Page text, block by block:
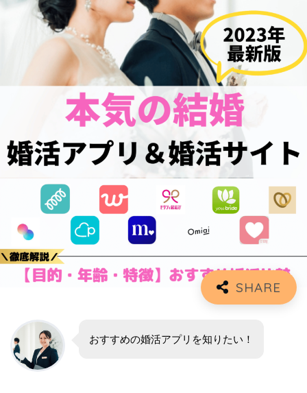
おすすめの婚活アプリを知りたい！